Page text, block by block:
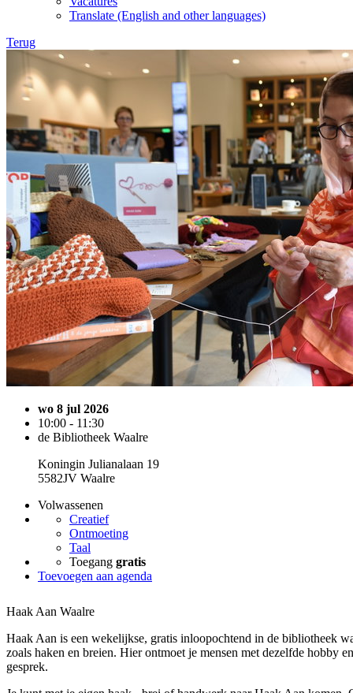
Translate (English and other languages)
Terug
wo 8 jul 2026
10:00 - 11:30
de Bibliotheek Waalre
Koningin Julianalaan 19
5582JV Waalre
Volwassenen
Creatief
Ontmoeting
Taal
Toegang gratis
Toevoegen aan agenda
Haak Aan Waalre
Haak Aan is een wekelijkse, gratis inloopochtend in de bibliotheek
zoals haken en breien. Hier ontmoet je mensen met dezelfde hobby
gesprek.